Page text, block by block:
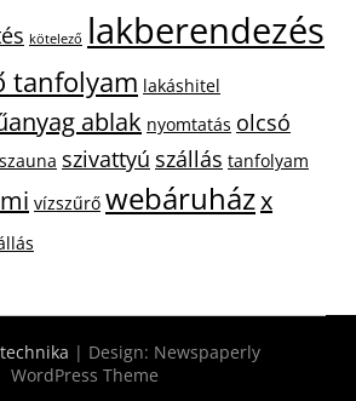
kötelező lakberendezés
tanfolyam lakáshitel
ablak nyomtatás olcsó
szauna szivattyú szállás tanfolyam
vízszűrő webáruházx
| Design: Newspaperly
WordPress Theme